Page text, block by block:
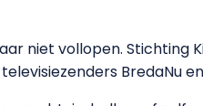
niet vollopen.
BredaNu